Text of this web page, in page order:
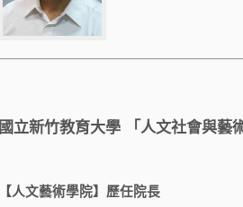
國立新竹教育大學 「人文社會與藝
【人文藝術學院】歷任院長